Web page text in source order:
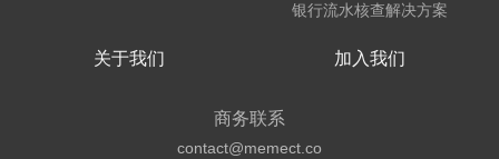
银行流水核查解决方案
关于我们 加入我们
商务联系
contact@memect.co